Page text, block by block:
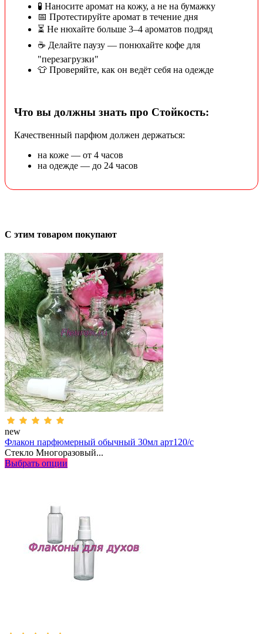
🧪 Наносите аромат на кожу, а не на бумажку
📅 Протестируйте аромат в течение дня
⏳ Не нюхайте больше 3–4 ароматов подряд
☕ Делайте паузу — понюхайте кофе для
"перезагрузки"
👕 Проверяйте, как он ведёт себя на одежде
Что вы должны знать про Стойкость:
Качественный парфюм должен держаться:
на коже — от 4 часов
на одежде — до 24 часов
С этим товаром покупают
new
Флакон парфюмерный обычный 30мл арт120/с
Стекло Многоразовый...
Выбрать опции